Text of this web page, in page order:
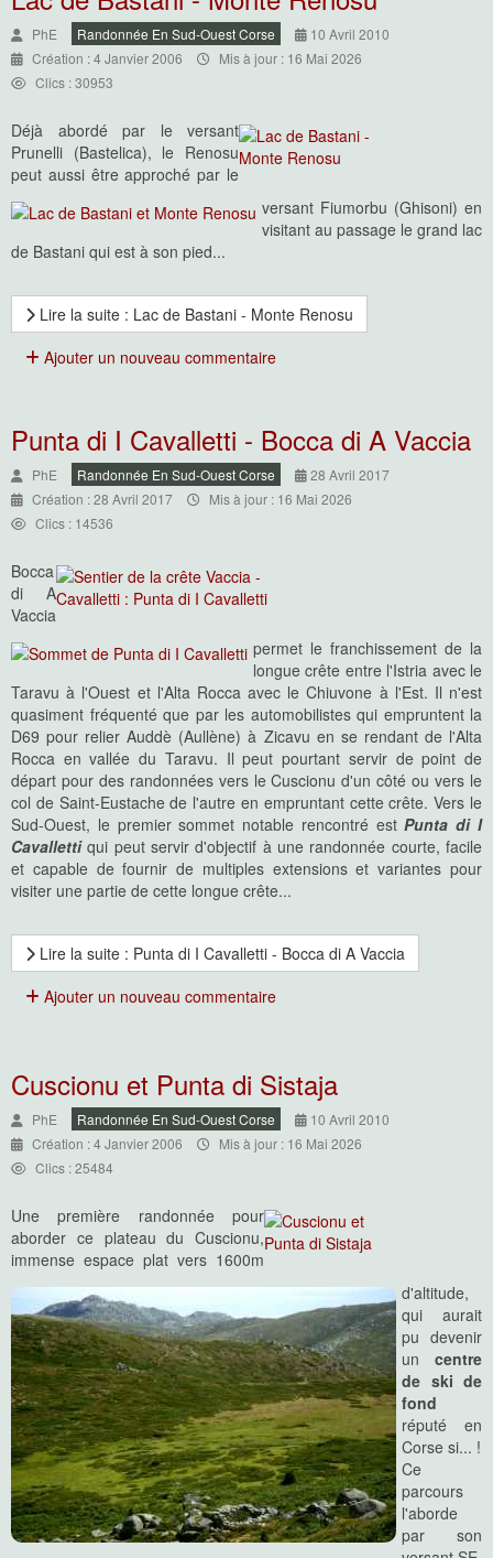
PhE Randonnée En Sud-Ouest Corse
10 Avril 2010
Création : 4 Janvier 2006
Mis à jour : 16 Mai 2026
Clics : 30953
Déjà abordé par le versant
Prunelli (Bastelica), le Renosu
peut aussi être approché par le
versant Fiumorbu (Ghisoni) en
visitant au passage le grand lac
de Bastani qui est à son pied...
Lire la suite : Lac de Bastani - Monte Renosu
Ajouter un nouveau commentaire
Punta di I Cavalletti - Bocca di A Vaccia
PhE Randonnée En Sud-Ouest Corse
28 Avril 2017
Création : 28 Avril 2017
Mis à jour : 16 Mai 2026
Clics : 14536
Bocca
di A
Vaccia
permet le franchissement de la
longue crête entre l'Istria avec le
Taravu à l'Ouest et l'Alta Rocca avec le Chiuvone à l'Est. Il n'est
quasiment fréquenté que par les automobilistes qui empruntent la
D69 pour relier Auddè (Aullène) à Zicavu en se rendant de l'Alta
Rocca en vallée du Taravu. Il peut pourtant servir de point de
départ pour des randonnées vers le Cuscionu d'un côté ou vers le
col de Saint-Eustache de l'autre en empruntant cette crête. Vers le
Sud-Ouest, le premier sommet notable rencontré estPunta di I
Cavallettiqui peut servir d'objectif à une randonnée courte, facile
et capable de fournir de multiples extensions et variantes pour
visiter une partie de cette longue crête...
Lire la suite : Punta di I Cavalletti - Bocca di A Vaccia
Ajouter un nouveau commentaire
Cuscionu et Punta di Sistaja
PhE Randonnée En Sud-Ouest Corse
10 Avril 2010
Création : 4 Janvier 2006
Mis à jour : 16 Mai 2026
Clics : 25484
Une première randonnée pour
aborder ce plateau du Cuscionu,
immense espace plat vers 1600m
d'altitude,
qui aurait
pu devenir
un centre
de ski de
fond
réputé en
Corse si... !
Ce
parcours
l'aborde
par son